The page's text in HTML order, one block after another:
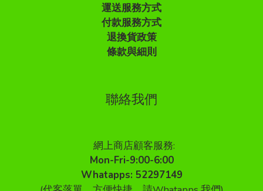
運送服務方式
付款服務方式
退換貨政策
條款與細則
聯絡我們
網上商店顧客服務:
Mon-Fri-9:00-6:00
Whatapps: 52297149